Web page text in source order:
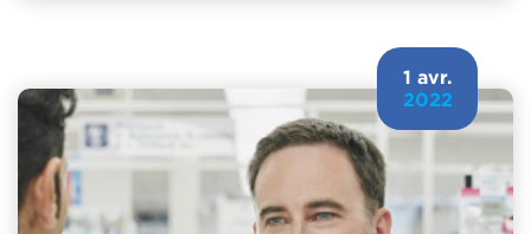
1 avr.
2022